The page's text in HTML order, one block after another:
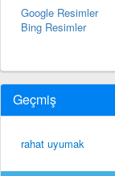
Google Resimler
Bing Resimler
Geçmiş
rahat uyumak